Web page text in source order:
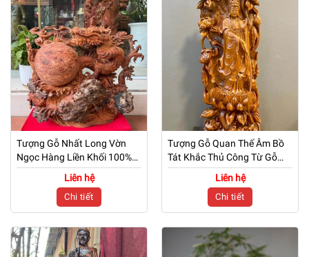
Tượng Gỗ Nhất Long Vờn
Ngọc Hàng Liền Khối 100%
Khắc Từ Gỗ Nu Hương
Liên hệ
Chi tiết
Tượng Gỗ Quan Thế Âm Bồ
Tát Khắc Thủ Công Từ Gỗ
Ngọc Am
Liên hệ
Chi tiết